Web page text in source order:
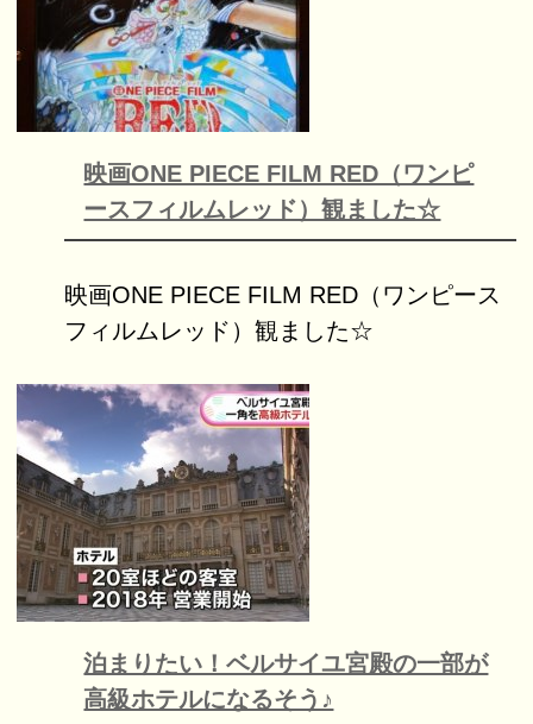
映画ONE PIECE FILM RED（ワンピ
ースフィルムレッド）観ました☆
映画ONE PIECE FILM RED（ワンピース
フィルムレッド）観ました☆
泊まりたい！ベルサイユ宮殿の一部が
高級ホテルになるそう♪